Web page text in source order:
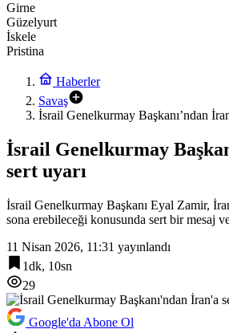
Girne
Güzelyurt
İskele
Pristina
Haberler
Savaş
İsrail Genelkurmay Başkanı’ndan
İsrail Genelkurmay
sert uyarı
İsrail Genelkurmay Başkanı Eyal Zamir,
sona erebileceği konusunda sert bir mesaj
11 Nisan 2026, 11:31 yayınlandı
1dk, 10sn
29
Google'da Abone Ol